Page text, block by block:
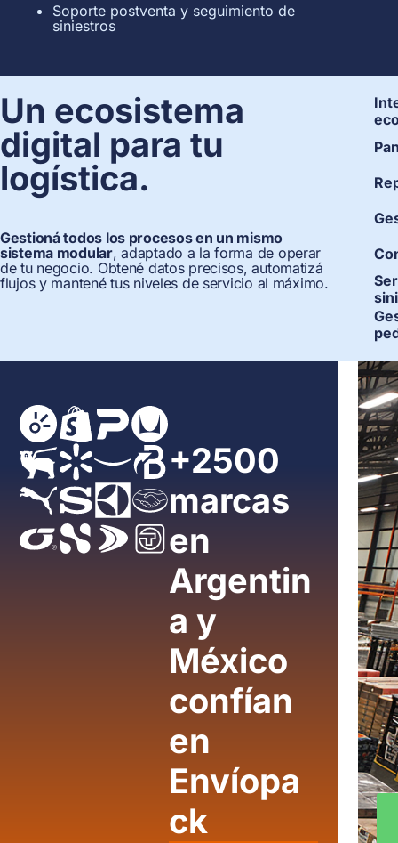
Soporte postventa y seguimiento de
siniestros
Un ecosistema
digital para tu
logística.
Gestioná todos los procesos en un mismo
sistema modular, adaptado a la forma de operar
de tu negocio. Obtené datos precisos, automatizá
flujos y mantené tus niveles de servicio al máximo.
+2500
marcas
en
Argentin
a y
México
confían
en
Envíopa
ck